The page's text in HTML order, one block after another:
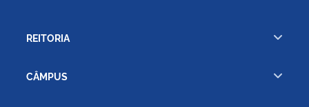
REITORIA
CÂMPUS